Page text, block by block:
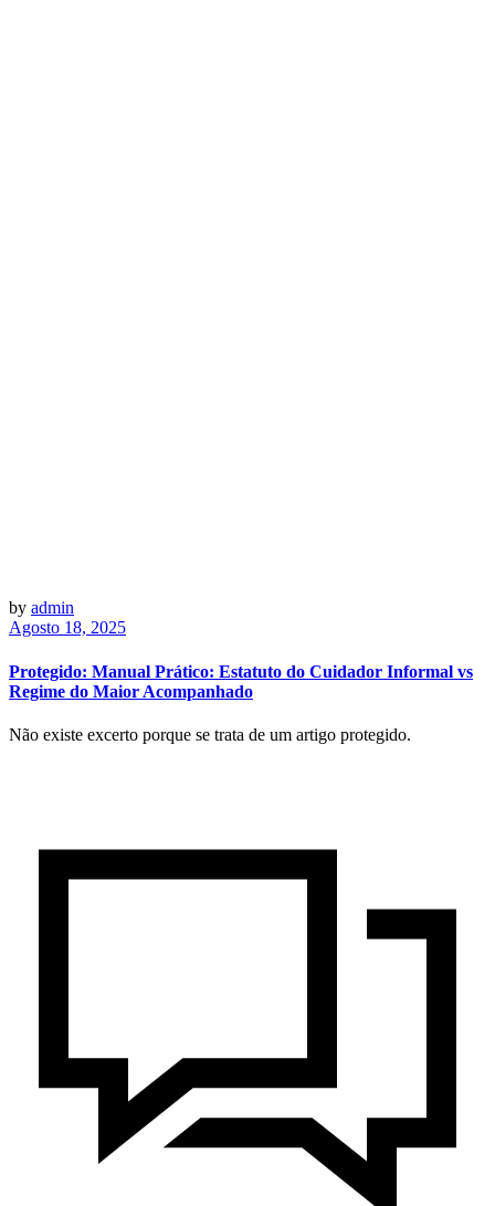
by admin
Agosto 18, 2025
Protegido: Manual Prático: Estatuto do Cuidador Informal vs
Regime do Maior Acompanhado
Não existe excerto porque se trata de um artigo protegido.